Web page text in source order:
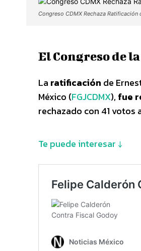
Congreso CDMX Rechaza Ratificación
El Congreso de
La ratificación de
México (FGJCDMX), fue
rechazado con 41 votos
Te puede interesar ↓